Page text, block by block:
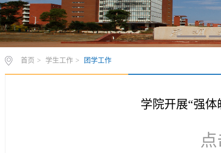
首页 > 学生工作 > 团学工作
学院开展“强